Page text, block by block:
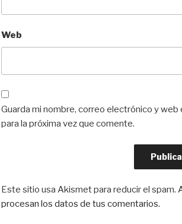
Web
Guarda mi nombre, correo electrónico y
para la próxima vez que comente.
Este sitio usa Akismet para reducir el spam.
procesan los datos de tus comentarios.